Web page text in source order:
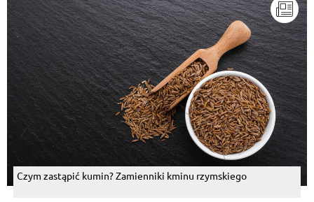
Czym zastąpić kumin? Zamienniki kminu rzymskiego